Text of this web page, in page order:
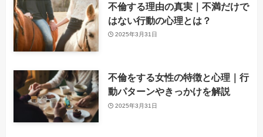
不倫する理由の真実｜不満だけで
はない行動の心理とは？
2025年3月31日
不倫をする女性の特徴と心理｜行
動パターンやきっかけを解説
2025年3月31日